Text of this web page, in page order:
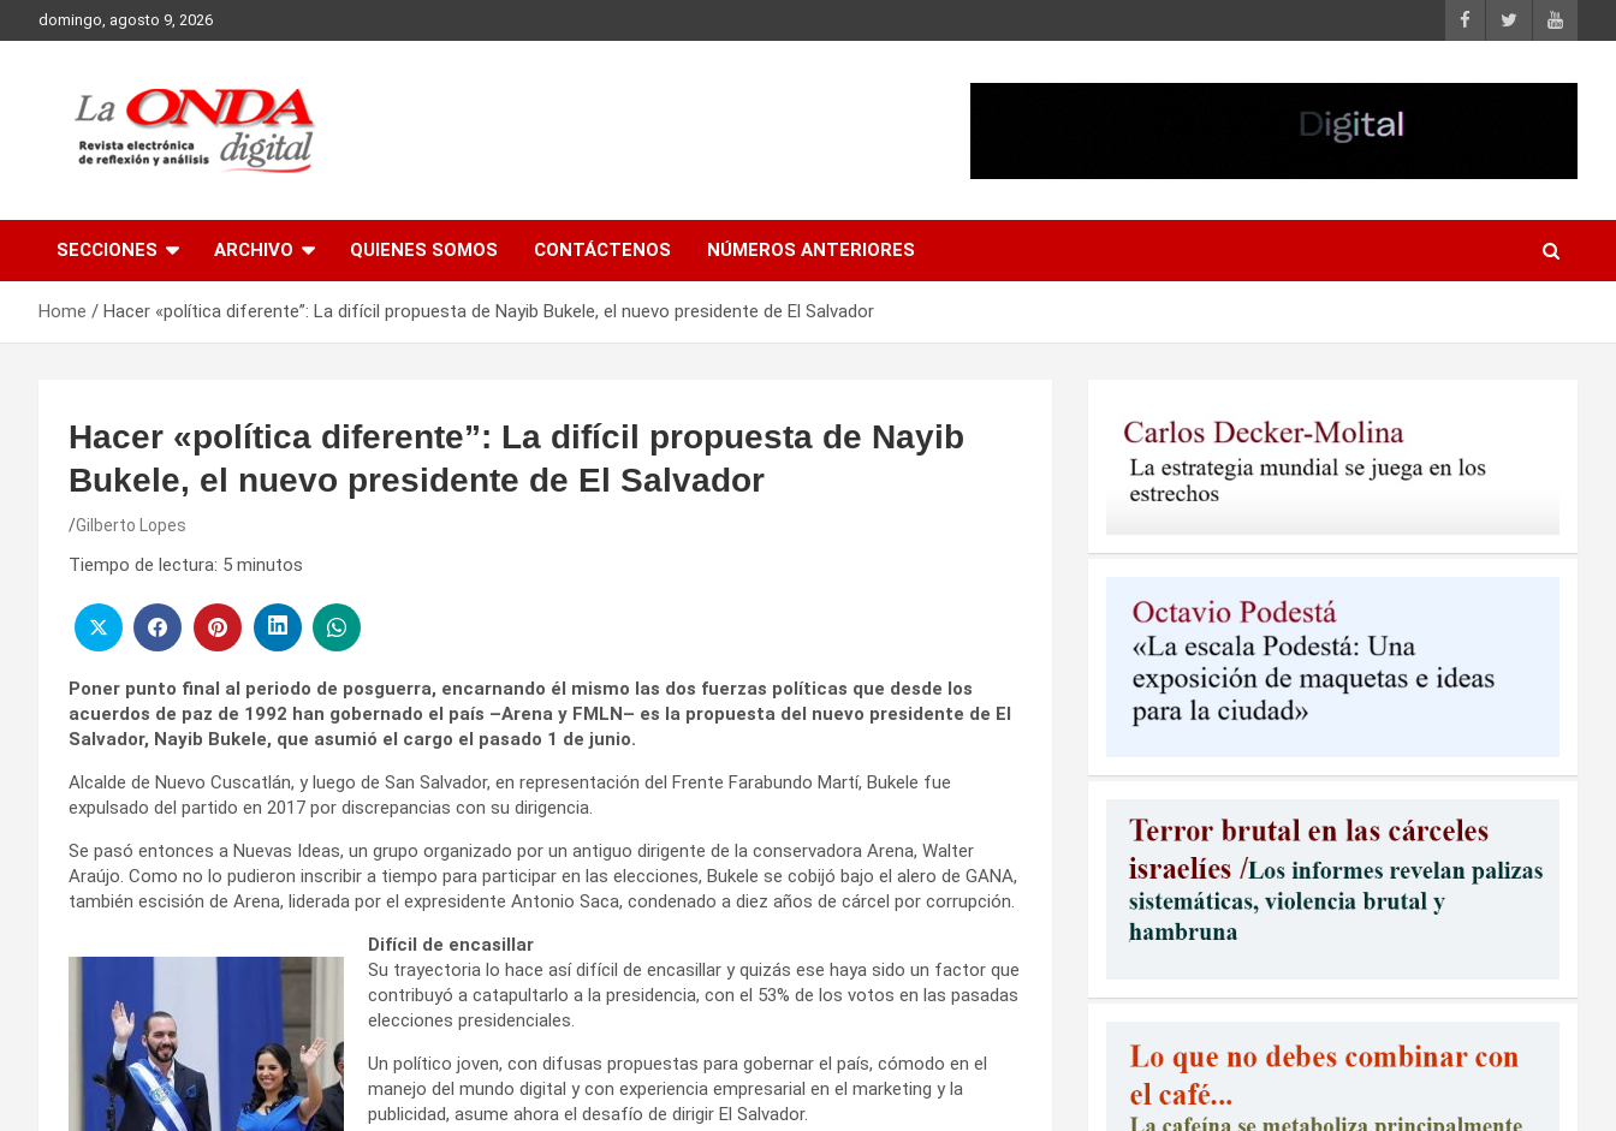
to
domingo, agosto 9, 2026
SECCIONES ARCHIVO QUIENES SOMOS CONTÁCTENOS NÚMEROS ANTERIORES
Home Hacer «política diferente”: La difícil propuesta de Nayib Bukele, el nuevo presidente de El Salvador
Hacer «política diferente”: La difícil propuesta de Nayib
Bukele, el nuevo presidente de El Salvador
Gilberto Lopes
Tiempo de lectura: 5 minutos
Poner punto final al periodo de posguerra, encarnando él mismo las dos fuerzas políticas que desde los
acuerdos de paz de 1992 han gobernado el país –Arena y FMLN– es la propuesta del nuevo presidente de El
Salvador, Nayib Bukele, que asumió el cargo el pasado 1 de junio.
Alcalde de Nuevo Cuscatlán, y luego de San Salvador, en representación del Frente Farabundo Martí, Bukele fue
expulsado del partido en 2017 por discrepancias con su dirigencia.
Se pasó entonces a Nuevas Ideas, un grupo organizado por un antiguo dirigente de la conservadora Arena, Walter
Araújo. Como no lo pudieron inscribir a tiempo para participar en las elecciones, Bukele se cobijó bajo el alero de GANA,
también escisión de Arena, liderada por el expresidente Antonio Saca, condenado a diez años de cárcel por corrupción.
Difícil de encasillar
Su trayectoria lo hace así difícil de encasillar y quizás ese haya sido un factor que
contribuyó a catapultarlo a la presidencia, con el 53% de los votos en las pasadas
elecciones presidenciales.
Un político joven, con difusas propuestas para gobernar el país, cómodo en el
manejo del mundo digital y con experiencia empresarial en el marketing y la
publicidad, asume ahora el desafío de dirigir El Salvador.